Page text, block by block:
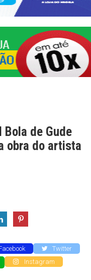
de Gude
obra do artista
Twitter
Instagram